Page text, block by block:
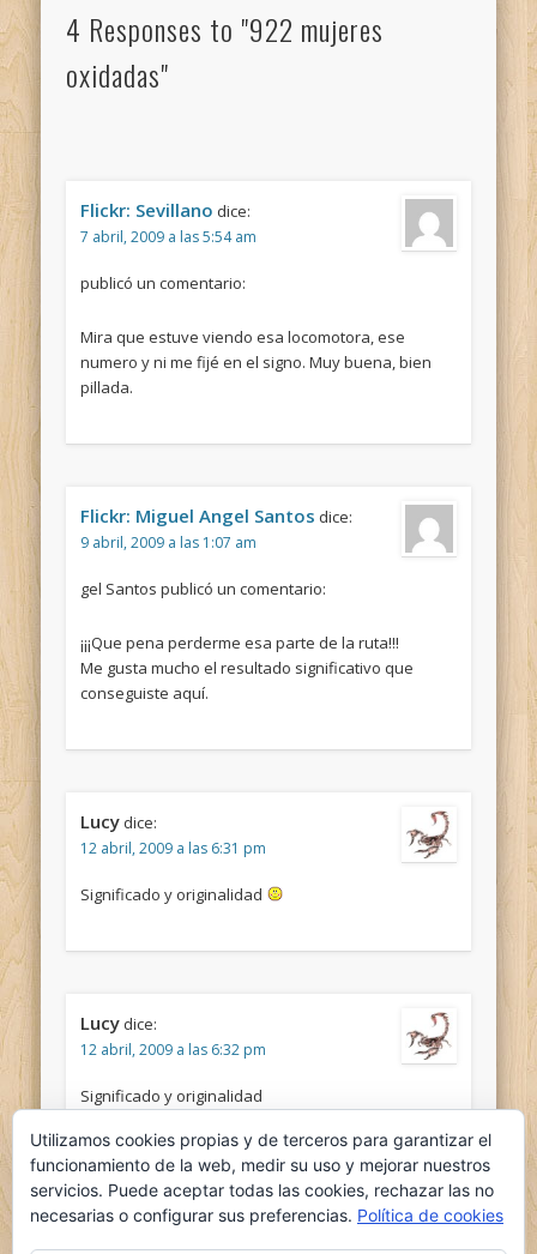
4 Responses to "922 mujeres
oxidadas"
Flickr: Sevillano dice:
7 abril, 2009 a las 5:54 am
publicó un comentario:
Mira que estuve viendo esa locomotora, ese
numero y ni me fijé en el signo. Muy buena, bien
pillada.
Flickr: Miguel Angel Santos dice:
9 abril, 2009 a las 1:07 am
gel Santos publicó un comentario:
¡¡¡Que pena perderme esa parte de la ruta!!!
Me gusta mucho el resultado significativo que
conseguiste aquí.
Lucy dice:
12 abril, 2009 a las 6:31 pm
Significado y originalidad
Lucy dice:
12 abril, 2009 a las 6:32 pm
Significado y originalidad
Utilizamos cookies propias y de terceros para garantizar el
funcionamiento de la web, medir su uso y mejorar nuestros
servicios. Puede aceptar todas las cookies, rechazar las no
necesarias o configurar sus preferencias. Política de cookies